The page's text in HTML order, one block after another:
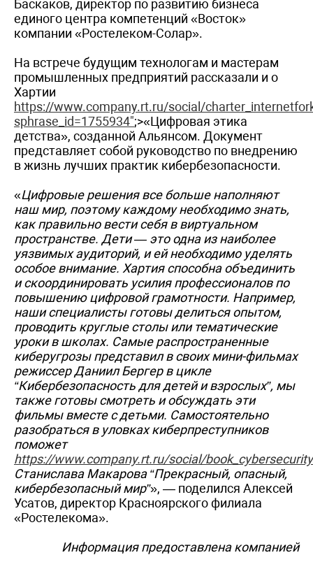
Баскаков, директор по развитию бизнеса
единого центра компетенций «Восток»
компании «Ростелеком-Солар».
На встрече будущим технологам и мастерам
промышленных предприятий рассказали и о
Хартии
https://www.company.rt.ru/social/
sphrase_id=1755934";>«Цифровая этика
детства», созданной Альянсом. Документ
представляет собой руководство по внедрению
в жизнь лучших практик кибербезопасности.
«Цифровые решения все больше наполняют
наш мир, поэтому каждому необходимо знать,
как правильно вести себя в виртуальном
пространстве. Дети — это одна из наиболее
уязвимых аудиторий, и ей необходимо уделять
особое внимание. Хартия способна объединить
и скоординировать усилия профессионалов по
повышению цифровой грамотности. Например,
наши специалисты готовы делиться опытом,
проводить круглые столы или тематические
уроки в школах. Самые распространенные
киберугрозы представил в своих мини-фильмах
режиссер Даниил Бергер в цикле
“Кибербезопасность для детей и взрослых”, мы
также готовы смотреть и обсуждать эти
фильмы вместе с детьми. Самостоятельно
разобраться в уловках киберпреступников
поможет
https://www.company.rt.ru/social/
Станислава Макарова “Прекрасный, опасный,
кибербезопасный мир”», — поделился Алексей
Усатов, директор Красноярского филиала
«Ростелекома».
Информация предоставлена компанией